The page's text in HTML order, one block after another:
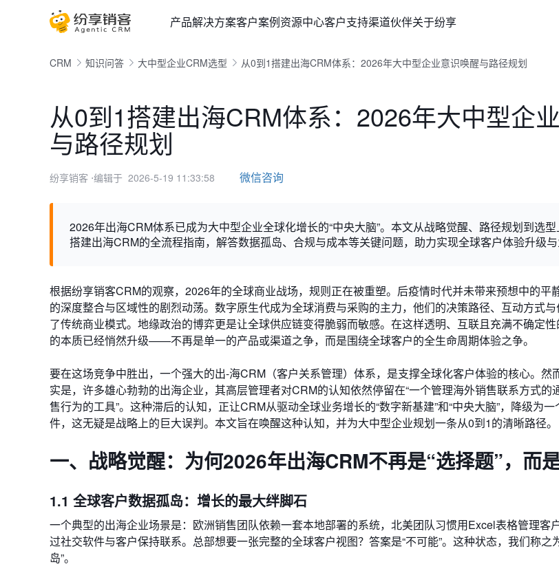
产品解决方案客户案例资源中心客户支持渠道伙伴关于纷享
CRM 知识问答 大中型企业CRM选型 从0到1搭建出海CRM体系：2026年大中型企业意识唤醒与路径规划
从0到1搭建出海CRM体系：2026年大中型企
与路径规划
纷享销客 ⋅编辑于 2026-5-19 11:33:58 微信咨询
2026年出海CRM体系已成为大中型企业全球化增长的“中央大脑”。本文从战略觉醒、路径规划到选
搭建出海CRM的全流程指南，解答数据孤岛、合规与成本等关键问题，助力实现全球客户体验升级与
根据纷享销客CRM的观察，2026年的全球商业战场，规则正在被重塑。后疫情时代并未带来预想中的平
的深度整合与区域性的剧烈动荡。数字原生代成为全球消费与采购的主力，他们的决策路径、互动方式
了传统商业模式。地缘政治的博弈更是让全球供应链变得脆弱而敏感。在这样透明、互联且充满不确定
的本质已经悄然升级——不再是单一的产品或渠道之争，而是围绕全球客户的全生命周期体验之争。
要在这场竞争中胜出，一个强大的出-海CRM（客户关系管理）体系，是支撑全球化客户体验的核心。然
实是，许多雄心勃勃的出海企业，其高层管理者对CRM的认知依然停留在“一个管理海外销售联系方式的
售行为的工具”。这种滞后的认知，正让CRM从驱动全球业务增长的“数字新基建”和“中央大脑”，降级为
件，这无疑是战略上的巨大误判。本文旨在唤醒这种认知，并为大中型企业规划一条从0到1的清晰路径。
一、战略觉醒：为何2026年出海CRM不再是“选择题”，而是
1.1 全球客户数据孤岛：增长的最大绊脚石
一个典型的出海企业场景是：欧洲销售团队依赖一套本地部署的系统，北美团队习惯用Excel表格管理客
过社交软件与客户保持联系。总部想要一张完整的全球客户视图？答案是“不可能”。这种状态，我们称之
岛”。